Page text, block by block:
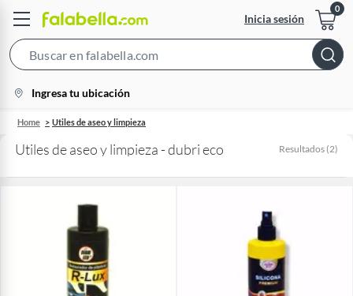
Inicia sesión
Bar
location-
icon
Ingresa tu ubicación
Home Utiles de aseo y limpieza
Utiles de aseo y limpieza - dubri eco Resultados (2)